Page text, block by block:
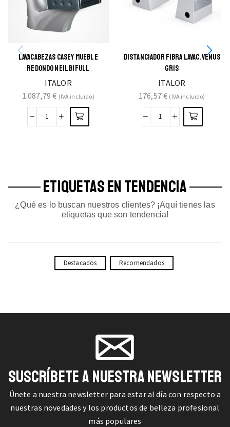
LAVACABEZAS CASEY MUEBLE
REDONDO NEIL BIFULL
ITALOR
1.087,79€ (IVA incluido)
DISTANCIADOR FIBRA LAVAC. VENUS
GRIS
ITALOR
176,57€ (IVA incluido)
ETIQUETAS EN TENDENCIA
¿Qué es lo buscan nuestros clientes? ¡Aquí tienes las
etiquetas que son tendencia!
Destacados Recomendados
SUSCRÍBETE A NUESTRA NEWSLETTER
Únete a nuestra newsletter para estar al día con respecto a
nuestras novedades y los productos de belleza profesional
más populares